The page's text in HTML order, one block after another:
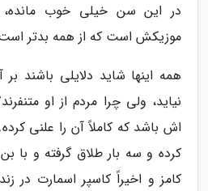
در این سن خیلی خوب
موزیکش است که از همه بدتر
همه اینها شاید دلایلی باشند
نیاید، ولی چرا مردم از او
اش باشد که کاملاً آن را علنی
کرده و سه بار طلاق گرفته و با
کامز و اخیراً کاسپر اسمارت در